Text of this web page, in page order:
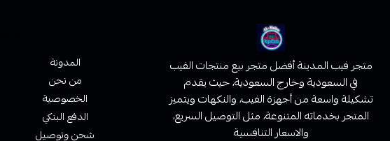
متجر فيب المدينة أفضل متجر بيع منتجات الفيب
في السعودية وخارج السعودية، حيث يقدم
تشكيلة واسعة من أجهزة الفيب، والنكهات ويتميز
المتجر بخدماته المتنوعة، مثل التوصيل السريع،
والاسعار التنافسية
المدونة
من نحن
الخصوصية
الدفع البنكي
شحن وتوصيل